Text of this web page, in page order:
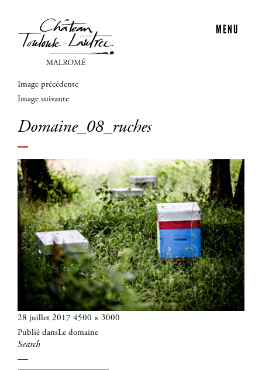
MENU
Image précédente
Image suivante
Domaine_08_ruches
Publié
le
28 juillet 2017 Taille
réelle
4500 × 3000
Navigation
de
l’article
Publié dansLe domaine
Search